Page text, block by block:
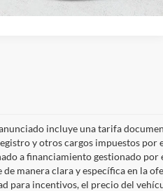
incluye una tarifa
y otros cargos impuestos por
a financiamiento gestionado
de manera clara y específica en la
para incentivos, el precio del